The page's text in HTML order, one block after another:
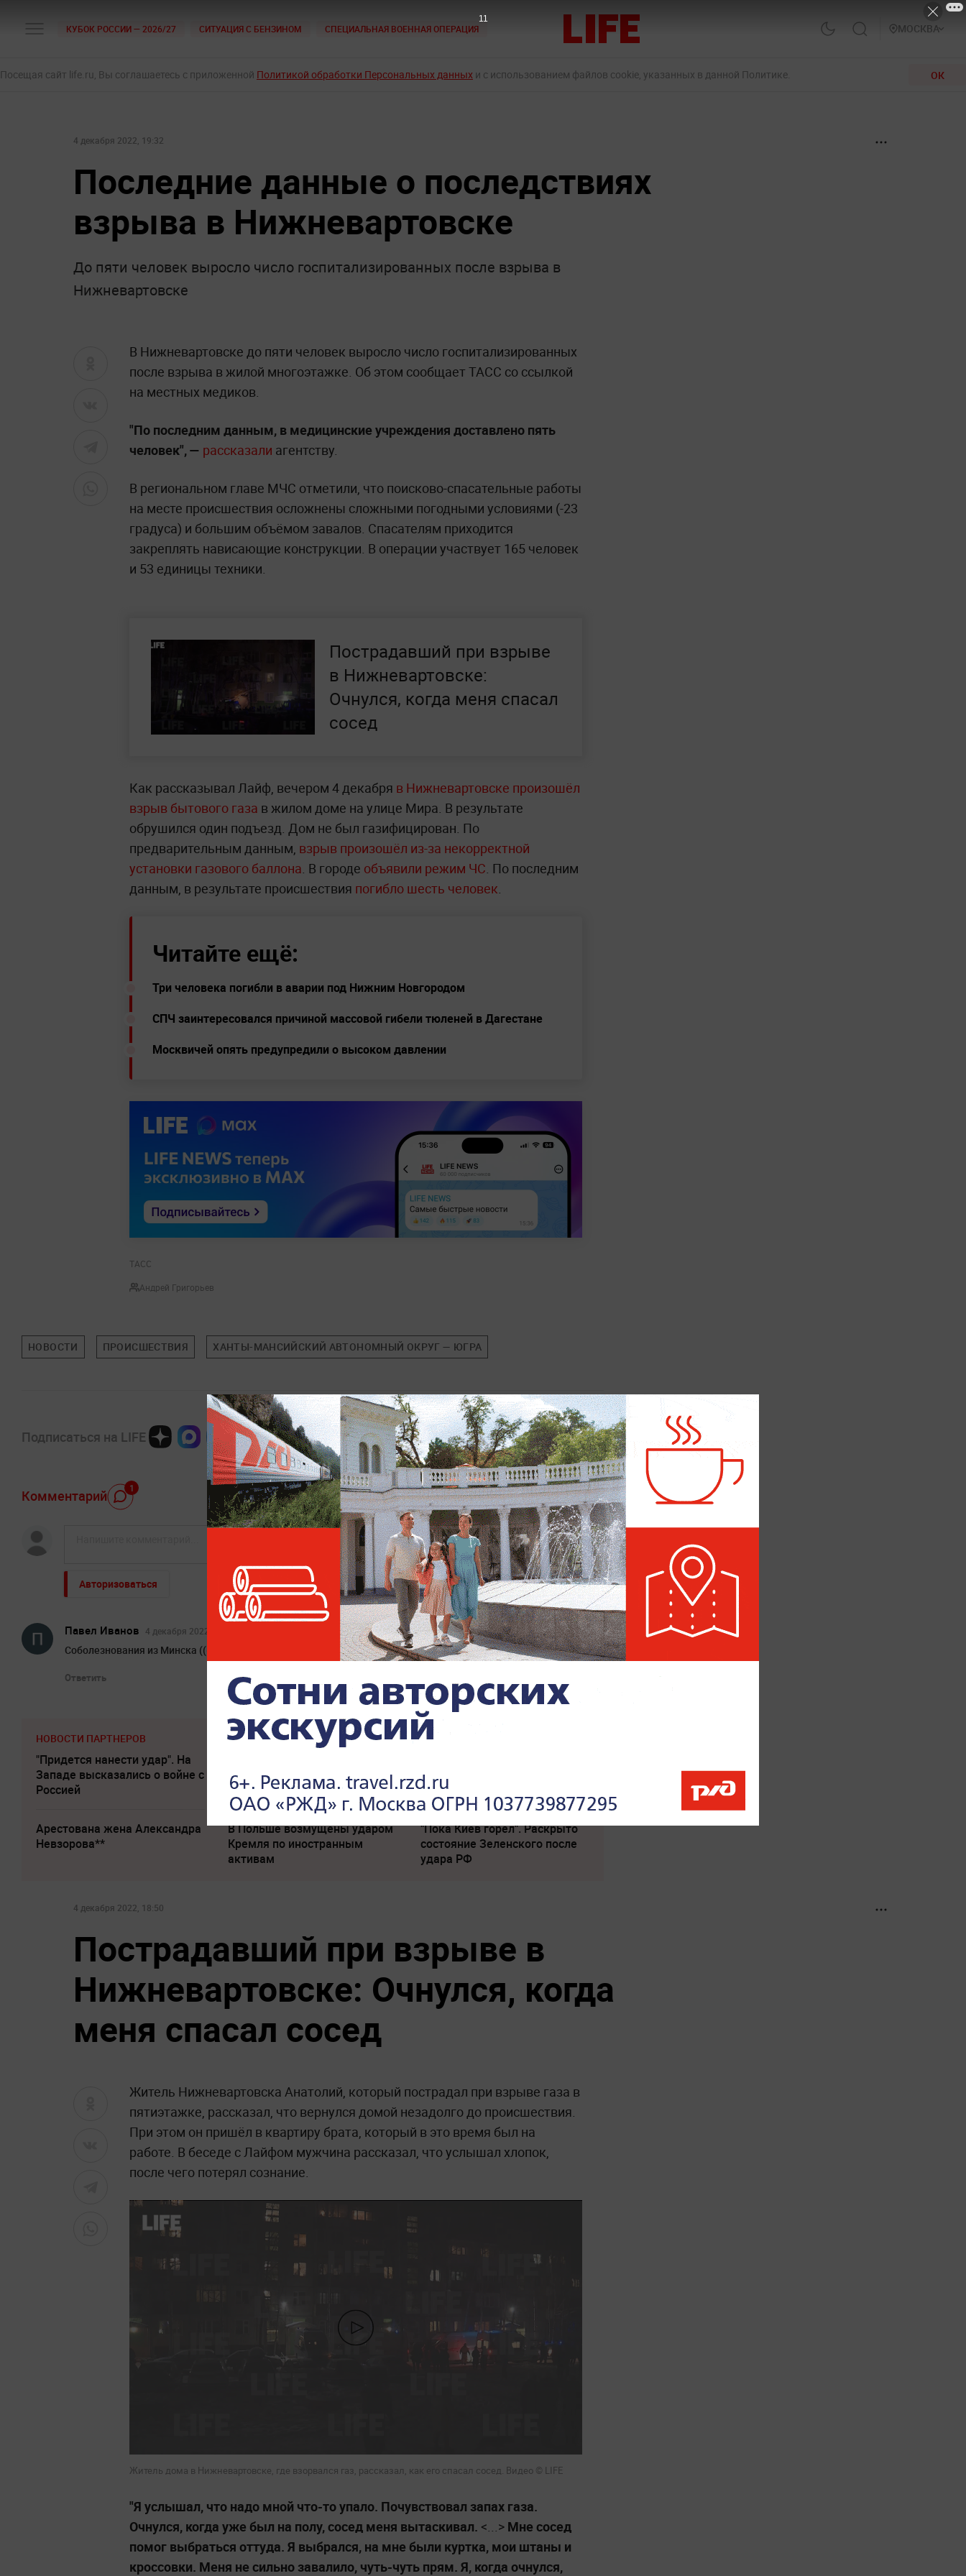
КУБОК РОССИИ — 2026/27 СИТУАЦИЯ С БЕНЗИНОМ СПЕЦИАЛЬНАЯ ВОЕННАЯ ОПЕРАЦИЯ МОСКВА
Посещая сайт life.ru, Вы соглашаетесь с приложенной Политикой обработки Персональных данных и с использованием файлов cookie, указанных в данной Политике. ОК
4 декабря 2022, 19:32
Последние данные о последствиях
взрыва в Нижневартовске
До пяти человек выросло число госпитализированных после взрыва в
Нижневартовске
В Нижневартовске до пяти человек выросло число госпитализированных
после взрыва в жилой многоэтажке. Об этом сообщает ТАСС со ссылкой
на местных медиков.
"По последним данным, в медицинские учреждения доставлено пять
человек", — рассказали агентству.
В региональном главе МЧС отметили, что поисково-спасательные работы
на месте происшествия осложнены сложными погодными условиями (-23
градуса) и большим объёмом завалов. Спасателям приходится
закреплять нависающие конструкции. В операции участвует 165 человек
и 53 единицы техники.
Пострадавший при взрыве
в Нижневартовске:
Очнулся, когда меня спасал
сосед
Как рассказывал Лайф, вечером 4 декабря в Нижневартовске произошёл
взрыв бытового газа в жилом доме на улице Мира. В результате
обрушился один подъезд. Дом не был газифицирован. По
предварительным данным, взрыв произошёл из-за некорректной
установки газового баллона. В городе объявили режим ЧС. По последним
данным, в результате происшествия погибло шесть человек.
Читайте ещё:
Три человека погибли в аварии под Нижним Новгородом
СПЧ заинтересовался причиной массовой гибели тюленей в Дагестане
Москвичей опять предупредили о высоком давлении
ТАСС
Андрей Григорьев
НОВОСТИ ПРОИСШЕСТВИЯ ХАНТЫ-МАНСИЙСКИЙ АВТОНОМНЫЙ ОКРУГ — ЮГРА
Подписаться на LIFE
Комментарий 1
Авторизоваться
Павел Иванов 4 декабря 2022, 19:52
Соболезнования из Минска ((((((((
Ответить
НОВОСТИ ПАРТНЕРОВ
"Придется нанести удар". На
Западе высказались о войне с
Россией
Зеленский уже покинул
Украину
Надеждину* нанесли новый
удар
Арестована жена Александра
Невзорова**
В Польше возмущены ударом
Кремля по иностранным
активам
"Пока Киев горел". Раскрыто
состояние Зеленского после
удара РФ
4 декабря 2022, 18:50
Пострадавший при взрыве в
Нижневартовске: Очнулся, когда
меня спасал сосед
Житель Нижневартовска Анатолий, который пострадал при взрыве газа в
пятиэтажке, рассказал, что вернулся домой незадолго до происшествия.
При этом он пришёл в квартиру брата, который в это время был на
работе. В беседе с Лайфом мужчина рассказал, что услышал хлопок,
после чего потерял сознание.
Житель дома в Нижневартовске, где взорвался газ, рассказал, как его спасал сосед. Видео © LIFE
"Я услышал, что надо мной что-то упало. Почувствовал запах газа.
Очнулся, когда уже был на полу, сосед меня вытаскивал. <...> Мне сосед
помог выбраться оттуда. Я выбрался, на мне были куртка, мои штаны и
кроссовки. Меня не сильно завалило, чуть-чуть прям. Я, когда очнулся,
10